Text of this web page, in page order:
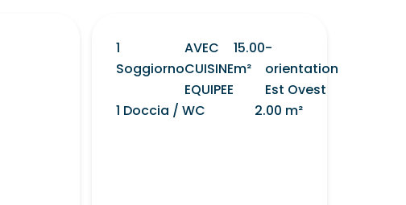
1
Soggiorno
AVEC
CUISINE
EQUIPEE
15.00
m²
-
orientation
Est Ovest
1 Doccia / WC
2.00 m²